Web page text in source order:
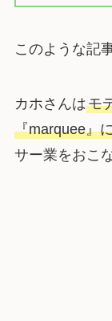
このような記
カホさんはモ
『marquee』
サー業をおこ